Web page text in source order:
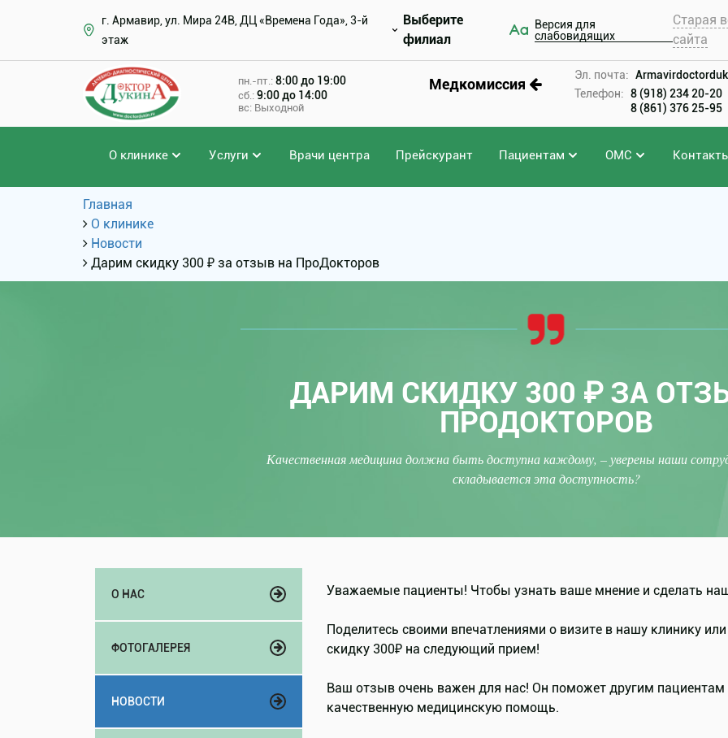
г. Армавир, ул. Мира 24В, ДЦ «Времена Года», 3-й
этаж
Выберите
филиал
Версия для
слабовидящих
Старая
сайта
пн.-пт.:8:00 до 19:00
сб.:9:00 до 14:00
вс: Выходной
Медкомиссия
Эл. почта:
Телефон: 8 (918) 234 20-20
8 (861) 376 25-95
О клинике Услуги Врачи центра Прейскурант Пациентам ОМС
Главная
О клинике
Новости
Дарим скидку 300 ₽ за отзыв на ПроДокторов
ДАРИМ СКИДКУ 300 ₽ ЗА
ПРОДОКТОРОВ
Качественная медицина должна быть доступна каждому, – уверены наши
складывается эта доступность?
Уважаемые пациенты! Чтобы узнать ваше мнение и сделать
Поделитесь своими впечатлениями о визите в нашу клинику
скидку 300₽ на следующий прием!
Ваш отзыв очень важен для нас! Он поможет другим
качественную медицинскую помощь.
О НАС
ФОТОГАЛЕРЕЯ
НОВОСТИ